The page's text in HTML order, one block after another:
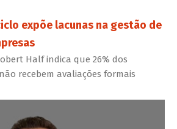
expõe lacunas na gestão de
Half indica que 26% dos
recebem avaliações formais